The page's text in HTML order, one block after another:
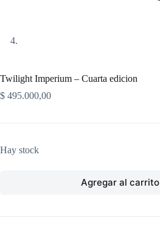
Twilight Imperium – Cuarta edicion
$ 495.000,00
Hay stock
Agregar al carrito